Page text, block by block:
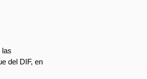
las
del DIF, en